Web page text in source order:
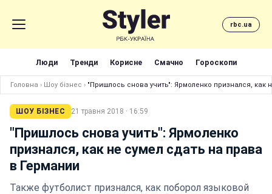
rbc.ua
Люди Тренди Корисне Смачно Гороскопи
Головна › Шоу бізнес › "Пришлось снова учить": Ярмоленко признался, как
ШОУ БІЗНЕС 21 травня 2018 · 16:59
"Пришлось снова учить": Ярмоленко
признался, как не сумел сдать на права
в Германии
Также футболист признался, как поборол языковой